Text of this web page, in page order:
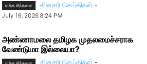
உரத்த சிந்தனை தினசரி செய்திகள் -
July 16, 2026 8:24 PM
அண்ணாமலை தமிழக முதலமைச்சராக
வேண்டுமா இல்லையா?
உரத்த சிந்தனை தினசரி செய்திகள் -